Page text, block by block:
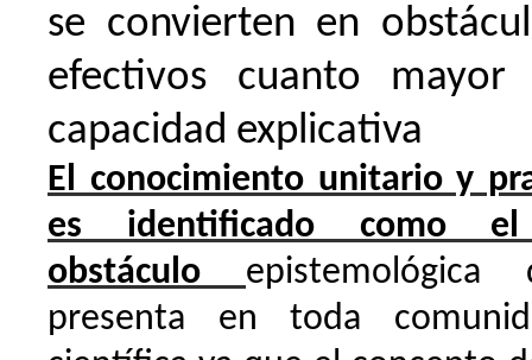
se convierten en
efectivos cuanto mayor
capacidad explicativa
El conocimiento unitario y
es identificado como
obstáculo
presenta en toda